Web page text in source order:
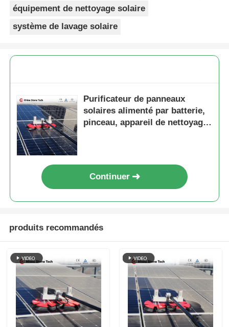
équipement de nettoyage solaire
système de lavage solaire
Purificateur de panneaux
solaires alimenté par batterie,
pinceau, appareil de nettoyage
Continuer
produits recommandés